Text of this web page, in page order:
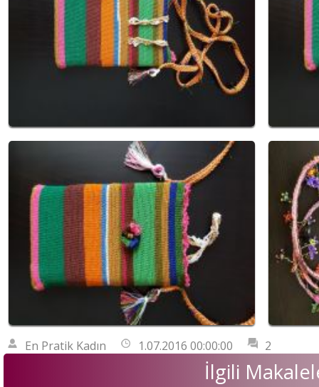
En Pratik Kadın 1.07.2016 00:00:00 2
İlgili